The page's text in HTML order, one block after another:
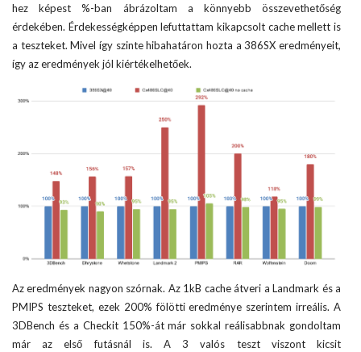
hez képest %-ban ábrázoltam a könnyebb összevethetőség
érdekében. Érdekességképpen lefuttattam kikapcsolt cache mellett is
a teszteket. Mivel így szinte hibahatáron hozta a 386SX eredményeit,
így az eredmények jól kiértékelhetőek.
Az eredmények nagyon szórnak. Az 1kB cache átveri a Landmark és a
PMIPS teszteket, ezek 200% fölötti eredménye szerintem irreális. A
3DBench és a Checkit 150%-át már sokkal reálisabbnak gondoltam
már az első futásnál is. A 3 valós teszt viszont kicsit